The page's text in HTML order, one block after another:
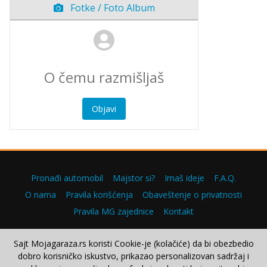
Fotke / Foto Album
Objavi
Pronađi automobil Majstor si? Imaš ideje
F.A.Q.
O nama
Pravila korišćenja
Obaveštenje o privatnosti
Pravila MG zajednice
Kontakt
Copyright © 2000–2026.
Sajt Mojagaraza.rs koristi Cookie-je (kolačiće) da bi obezbedio
dobro korisničko iskustvo, prikazao personalizovan sadržaj i